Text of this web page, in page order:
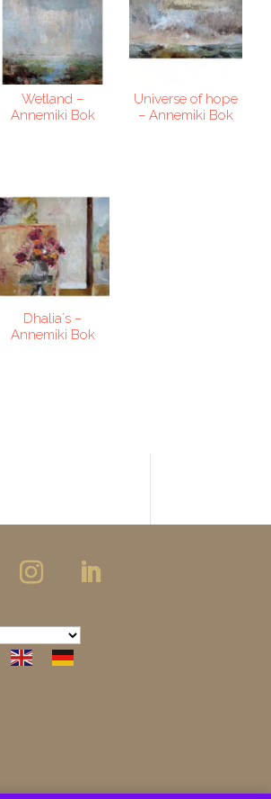
Wetland –
Annemiki Bok
Universe of hope
– Annemiki Bok
Dhalia´s –
Annemiki Bok